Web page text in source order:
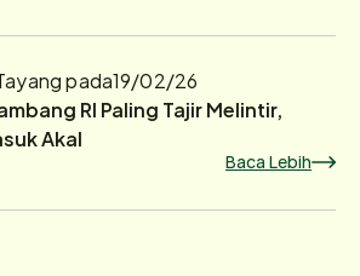
pada19/02/26
RI Paling Tajir Melintir,
Akal
Baca Lebih